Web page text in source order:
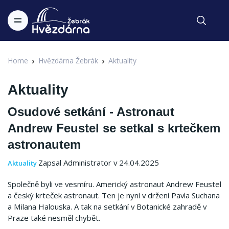
Home Hvězdárna Žebrák Aktuality
Aktuality
Osudové setkání - Astronaut
Andrew Feustel se setkal s krtečkem
astronautem
Aktuality Zapsal Administrator v 24.04.2025
Společně byli ve vesmíru. Americký astronaut Andrew Feustel
a český krteček astronaut. Ten je nyní v držení Pavla Suchana
a Milana Halouska. A tak na setkání v Botanické zahradě v
Praze také nesměl chybět.